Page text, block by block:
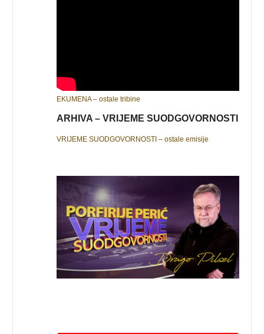
EKUMENA – ostale tribine
ARHIVA – VRIJEME SUODGOVORNOSTI
VRIJEME SUODGOVORNOSTI – ostale emisije